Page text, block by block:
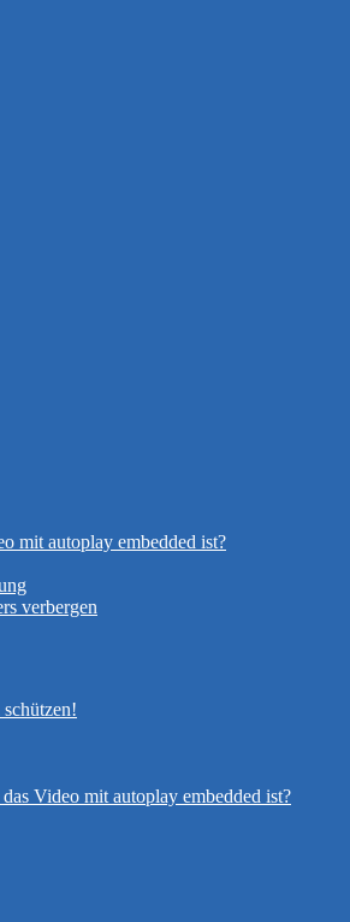
mit autoplay embedded ist?
verbergen
Video mit autoplay embedded ist?